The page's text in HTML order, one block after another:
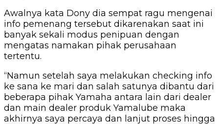
Awalnya kata Dony dia sempat ragu mengenai
info pemenang tersebut dikarenakan saat ini
banyak sekali modus penipuan dengan
mengatas namakan pihak perusahaan
tertentu.
“Namun setelah saya melakukan checking info
ke sana ke mari dan salah satunya dibantu dari
beberapa pihak Yamaha antara lain dari dealer
dan main dealer produk Yamalube maka
akhirnya saya percaya dan lanjut proses hingga